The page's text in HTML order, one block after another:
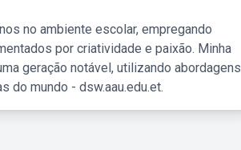
no ambiente escolar, empregando
por criatividade e paixão. Minha
geração notável, utilizando abordagens
do mundo - dsw.aau.edu.et.